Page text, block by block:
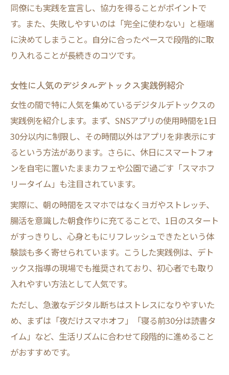
同僚にも実践を宣言し、協力を得ることがポイントで
す。また、失敗しやすいのは「完全に使わない」と極端
に決めてしまうこと。自分に合ったペースで段階的に取
り入れることが長続きのコツです。
女性に人気のデジタルデトックス実践例紹介
女性の間で特に人気を集めているデジタルデトックスの
実践例を紹介します。まず、SNSアプリの使用時間を1日
30分以内に制限し、その時間以外はアプリを非表示にす
るという方法があります。さらに、休日にスマートフォ
ンを自宅に置いたままカフェや公園で過ごす「スマホフ
リータイム」も注目されています。
実際に、朝の時間をスマホではなくヨガやストレッチ、
腸活を意識した朝食作りに充てることで、1日のスタート
がすっきりし、心身ともにリフレッシュできたという体
験談も多く寄せられています。こうした実践例は、デト
ックス指導の現場でも推奨されており、初心者でも取り
入れやすい方法として人気です。
ただし、急激なデジタル断ちはストレスになりやすいた
め、まずは「夜だけスマホオフ」「寝る前30分は読書タ
イム」など、生活リズムに合わせて段階的に進めること
がおすすめです。